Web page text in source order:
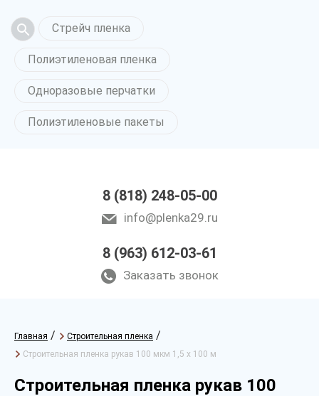
Стрейч пленка
Полиэтиленовая пленка
Одноразовые перчатки
Полиэтиленовые пакеты
8 (818) 248-05-00
info@plenka29.ru
8 (963) 612-03-61
Заказать звонок
Главная / Строительная пленка /
Строительная пленка рукав 100 мкм 1,5 х 100 м
Строительная пленка рукав 100